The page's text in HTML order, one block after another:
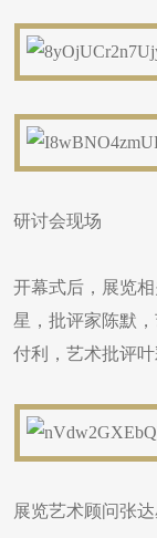
研讨会现场
开幕式后，展览
星，批评家陈默
付利，艺术批评
展览艺术顾问张达